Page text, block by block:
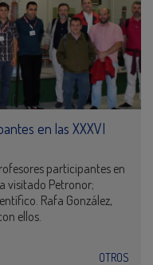
en las XXXVI
participantes en
visitado Petronor;
Rafa González,
ellos.
OTROS